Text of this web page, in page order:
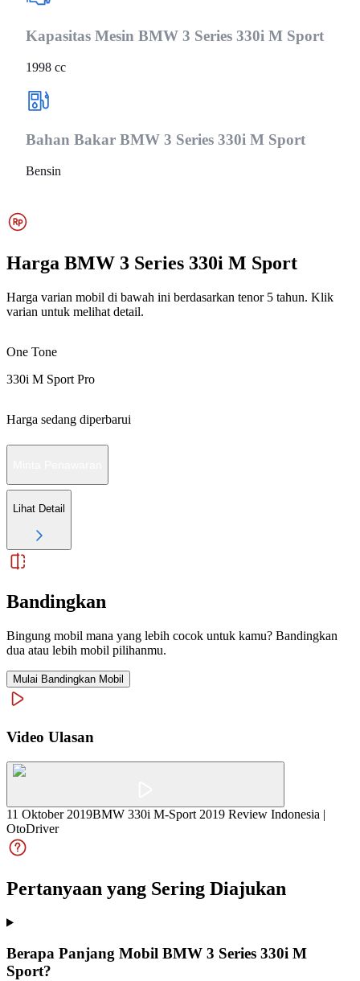
Kapasitas Mesin BMW 3 Series 330i M Sport
1998 cc
Bahan Bakar BMW 3 Series 330i M Sport
Bensin
Harga BMW 3 Series 330i M Sport
Harga varian mobil di bawah ini berdasarkan tenor 5 tahun. Klik
varian untuk melihat detail.
One Tone
330i M Sport Pro
Harga sedang diperbarui
Lihat Detail
Bandingkan
Bingung mobil mana yang lebih cocok untuk kamu? Bandingkan
dua atau lebih mobil pilihanmu.
Mulai Bandingkan Mobil
Video Ulasan
11 Oktober 2019BMW 330i M-Sport 2019 Review Indonesia |
OtoDriver
Pertanyaan yang Sering Diajukan
Berapa Panjang Mobil BMW 3 Series 330i M
Sport?